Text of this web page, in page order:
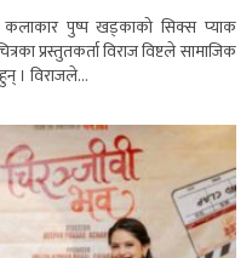
कलाकार पुष्प खड्काको सिक्स प्याक
प्रस्तुतकर्ता विराज विष्टले सामाजिक
। विराजले...